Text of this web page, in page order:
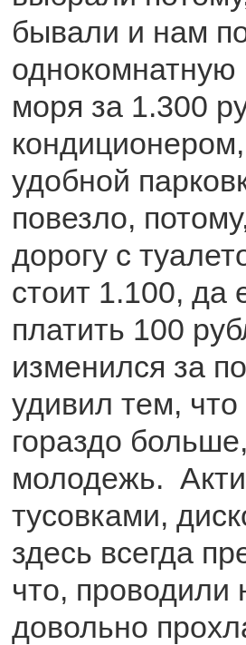
бывали и нам
однокомнатную
моря за 1.300
удобной
повезло,
дорогу с
стоит 1.100, да
платить 100
изменился за
удивил тем,
гораздо
молодежь.
тусовками,
здесь всегда
что, проводили
довольно